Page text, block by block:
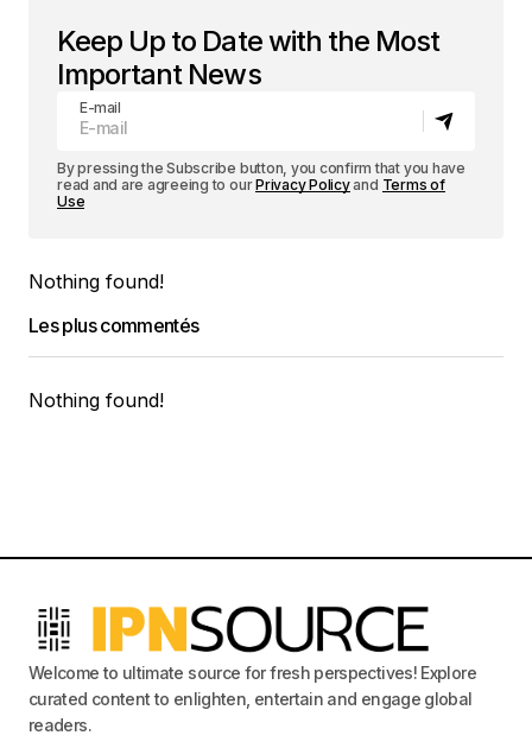
Keep Up to Date with the Most
Important News
E-mail
By pressing the Subscribe button, you confirm that you have
read and are agreeing to ourPrivacy Policyand Terms of
Use
Nothing found!
Les plus commentés
Nothing found!
Welcome to ultimate source for fresh perspectives! Explore
curated content to enlighten, entertain and engage global
readers.